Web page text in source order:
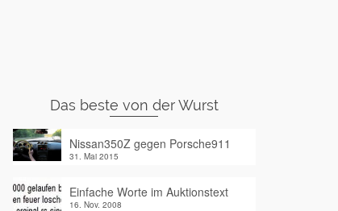
Das beste von der Wurst
Nissan350Z gegen Porsche911
31. Mai 2015
Einfache Worte im Auktionstext
16. Nov. 2008